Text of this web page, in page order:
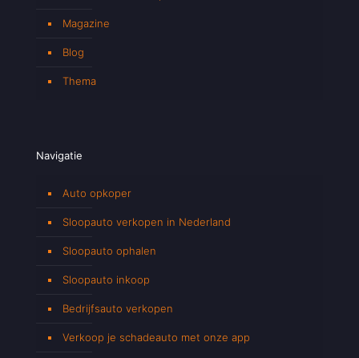
Magazine
Blog
Thema
Navigatie
Auto opkoper
Sloopauto verkopen in Nederland
Sloopauto ophalen
Sloopauto inkoop
Bedrijfsauto verkopen
Verkoop je schadeauto met onze app